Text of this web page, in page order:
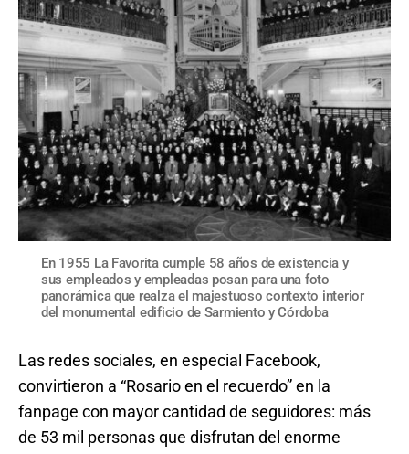
En 1955 La Favorita cumple 58 años de existencia y
sus empleados y empleadas posan para una foto
panorámica que realza el majestuoso contexto interior
del monumental edificio de Sarmiento y Córdoba
Las redes sociales, en especial Facebook,
convirtieron a “Rosario en el recuerdo” en la
fanpage con mayor cantidad de seguidores: más
de 53 mil personas que disfrutan del enorme